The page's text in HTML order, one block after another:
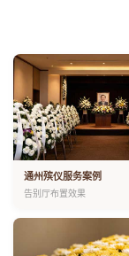
通州殡仪服务案例
告别厅布置效果